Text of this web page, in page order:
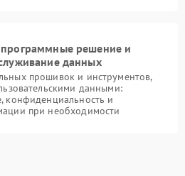
решение и
данных
прошивок и инструментов,
данными:
конфиденциальность и
при необходимости